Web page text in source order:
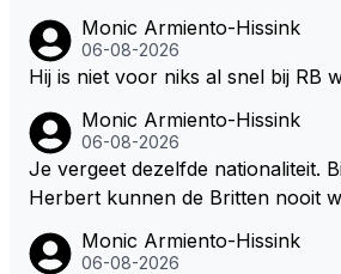
artjes ouder is en al een kleine
alig RB-lid op de leeftijd van 23
oon. Ieder jaar is er in Hongarije
eam. Op 28-jarige leeftijd is hij al
ccesvol raceteam. Hij is niet alleen
Monic Armiento-Hissink
06-08-2026
Hij is niet voor niks al snel bij RB
Monic Armiento-Hissink
06-08-2026
Je vergeet dezelfde nationaliteit.
Herbert kunnen de Britten nooit
Monic Armiento-Hissink
06-08-2026